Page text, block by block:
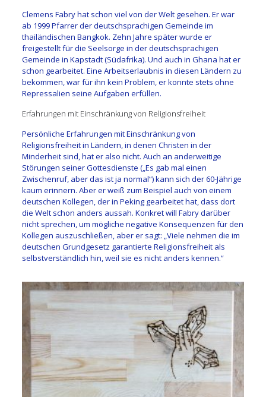
Clemens Fabry hat schon viel von der Welt gesehen. Er war
ab 1999 Pfarrer der deutschsprachigen Gemeinde im
thailändischen Bangkok. Zehn Jahre später wurde er
freigestellt für die Seelsorge in der deutschsprachigen
Gemeinde in Kapstadt (Südafrika). Und auch in Ghana hat er
schon gearbeitet. Eine Arbeitserlaubnis in diesen Ländern zu
bekommen, war für ihn kein Problem, er konnte stets ohne
Repressalien seine Aufgaben erfüllen.
Erfahrungen mit Einschränkung von Religionsfreiheit
Persönliche Erfahrungen mit Einschränkung von
Religionsfreiheit in Ländern, in denen Christen in der
Minderheit sind, hat er also nicht. Auch an anderweitige
Störungen seiner Gottesdienste („Es gab mal einen
Zwischenruf, aber das ist ja normal“) kann sich der 60-Jährige
kaum erinnern. Aber er weiß zum Beispiel auch von einem
deutschen Kollegen, der in Peking gearbeitet hat, dass dort
die Welt schon anders aussah. Konkret will Fabry darüber
nicht sprechen, um mögliche negative Konsequenzen für den
Kollegen auszuschließen, aber er sagt: „Viele nehmen die im
deutschen Grundgesetz garantierte Religionsfreiheit als
selbstverständlich hin, weil sie es nicht anders kennen.“